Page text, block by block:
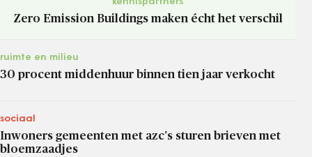
Zero Emission Buildings maken écht het verschil
ruimte en milieu
30 procent middenhuur binnen tien jaar verkocht
sociaal
Inwoners gemeenten met azc’s sturen brieven met
bloemzaadjes